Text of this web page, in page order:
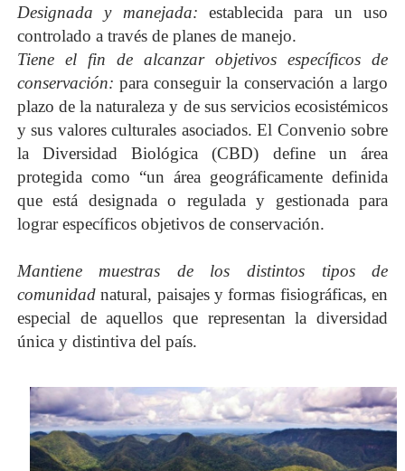
Designada y manejada: establecida para un uso
controlado a través de planes de manejo.
Tiene el fin de alcanzar objetivos específicos de
conservación: para conseguir la conservación a largo
plazo de la naturaleza y de sus servicios ecosistémicos
y sus valores culturales asociados. El Convenio sobre
la Diversidad Biológica (CBD) define un área
protegida como “un área geográficamente definida
que está designada o regulada y gestionada para
lograr específicos objetivos de conservación.
Mantiene muestras de los distintos tipos de
comunidadnatural, paisajes y formas fisiográficas, en
especial de aquellos que representan la diversidad
única y distintiva del país.